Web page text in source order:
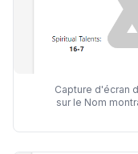
Capture d'écran
sur le Nom